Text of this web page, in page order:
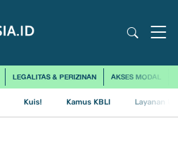
LEGALITAS & PERIZINAN AKSES MODAL
Kuis! Kamus KBLI Layanan